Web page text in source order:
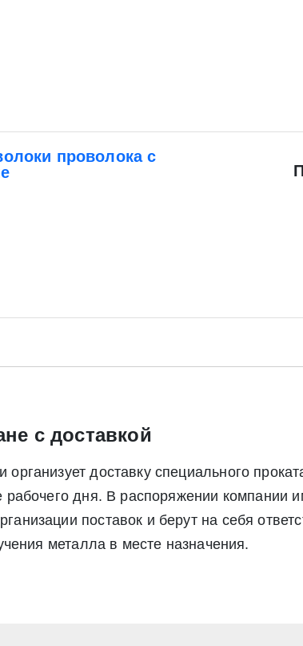
проволока с
с доставкой
доставку специального
рабочего дня. В распоряжении
поставок и берут на себя
металла в месте назначения.
соглашаетесь на информационную рассылку по